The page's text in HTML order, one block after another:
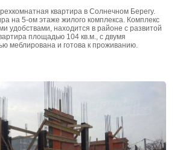
квартира в Солнечном Берегу.
на 5-ом этаже жилого комплекса. Комплекс
удобствами, находится в районе с развитой
площадью 104 кв.м., с двумя
меблирована и готова к проживанию.